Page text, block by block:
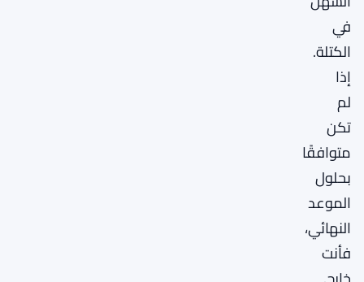
في
الكتلة.
إذا
لم
تكن
متوافقًا
بحلول
الموعد
النهائي،
فأنت